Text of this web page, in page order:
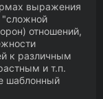
выражения
"сложной
отношений,
к различным
и т.п.
шаблонный